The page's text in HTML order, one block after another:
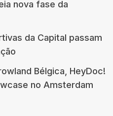
nova fase da
da Capital passam
Bélgica, HeyDoc!
no Amsterdam